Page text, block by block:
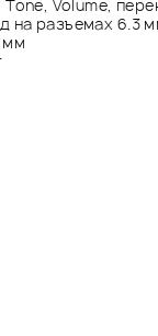
Volume,
на разъемах 6.3
мм